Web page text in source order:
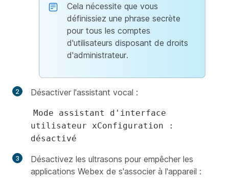
Cela nécessite que vous
définissiez une phrase secrète
pour tous les comptes
d'utilisateurs disposant de droits
d'administrateur.
Désactiver l'assistant vocal :
Mode assistant d'interface
utilisateur xConfiguration :
désactivé
Désactivez les ultrasons pour empêcher les
applications Webex de s'associer à l'appareil :